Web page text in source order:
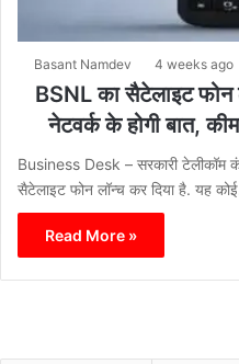
Basant Namdev 4 weeks ago
BSNL का सैटेलाइट फोन
नेटवर्क के होगी बात,
Business Desk – सरकारी टेलीकॉम
सैटेलाइट फोन लॉन्च कर दिया है. यह
Read More »